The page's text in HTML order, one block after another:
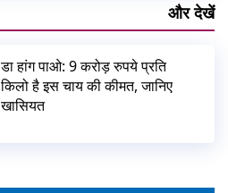
और देखें
डा हांग पाओ: 9 करोड़ रुपये प्रति
किलो है इस चाय की कीमत, जानिए
खासियत